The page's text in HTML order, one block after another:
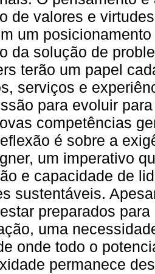
de valores e
um
da solução de
terão um papel
serviços e
para evoluir
competências
é sobre a
um imperativo
e capacidade de
sustentáveis.
preparados
uma
onde todo o
permanece